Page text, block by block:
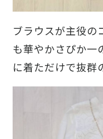
ブラウスが主役の
も華やかさぴか一
に着ただけで抜群